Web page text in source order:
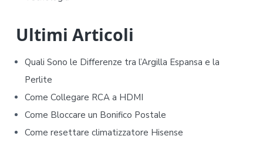
d
e
b
a
r
Ultimi Articoli
Quali Sono le Differenze tra l’Argilla Espansa e la
Perlite
Come Collegare RCA a HDMI
Come Bloccare un Bonifico Postale
Come resettare climatizzatore Hisense​​